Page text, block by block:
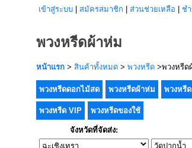
เข้าสู่ระบบ สมัครสมาชิก ส่วนช่วยเหลือ ชำ
พวงหรีดผ้าห่ม
หน้าแรก > สินค้าทั้งหมด > พวงหรีด >พวงหรีด
พวงหรีดดอกไม้สด พวงหรีดผ้าห่ม พวงหรี
พวงหรีด VIP พวงหรีดของใช้
จังหวัดที่จัดส่ง: